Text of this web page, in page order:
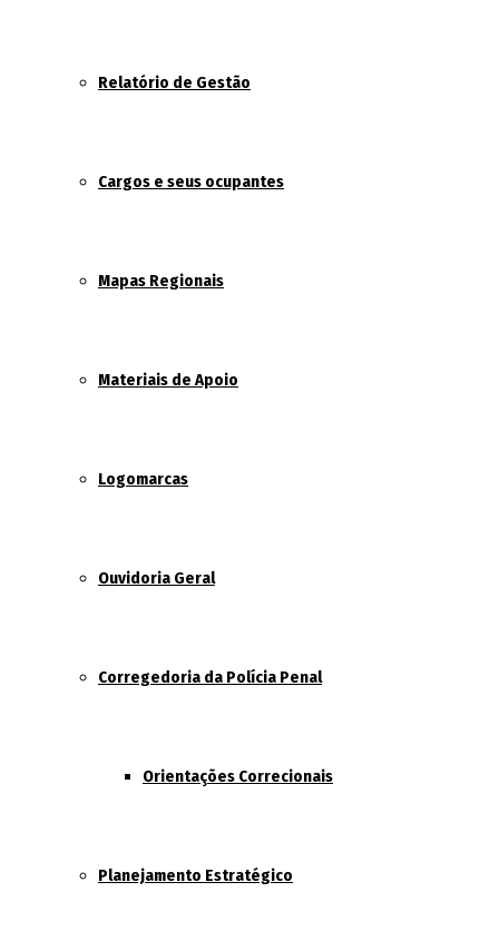
Relatório de Gestão
Cargos e seus ocupantes
Mapas Regionais
Materiais de Apoio
Logomarcas
Ouvidoria Geral
Corregedoria da Polícia Penal
Orientações Correcionais
Planejamento Estratégico